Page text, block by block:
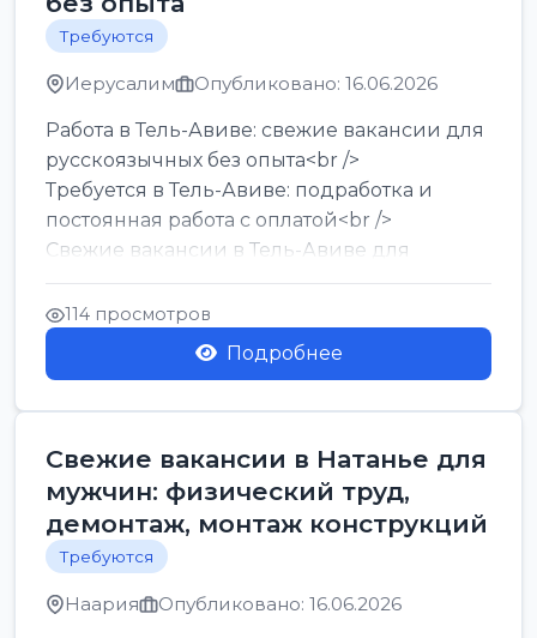
Требуются
Иерусалим Опубликовано: 16.06.2026
Работа в Тель-Авиве: свежие вакансии для
русскоязычных без опыта<br />
Требуется в Тель-Авиве: подработка и
постоянная работа с оплатой<br />
Свежие вакансии в Тель-Авиве для
мужчин и женщин от хозя...
114 просмотров
Подробнее
Свежие вакансии в Натанье для
мужчин: физический труд,
демонтаж, монтаж конструкций
Требуются
Наария Опубликовано: 16.06.2026